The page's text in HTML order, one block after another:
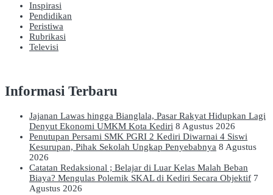
Inspirasi
Pendidikan
Peristiwa
Rubrikasi
Televisi
Informasi Terbaru
Jajanan Lawas hingga Bianglala, Pasar Rakyat Hidupkan Lagi
Denyut Ekonomi UMKM Kota Kediri 8 Agustus 2026
Penutupan Persami SMK PGRI 2 Kediri Diwarnai 4 Siswi
Kesurupan, Pihak Sekolah Ungkap Penyebabnya 8 Agustus
2026
Catatan Redaksional ; Belajar di Luar Kelas Malah Beban
Biaya? Mengulas Polemik SKAL di Kediri Secara Objektif 7
Agustus 2026